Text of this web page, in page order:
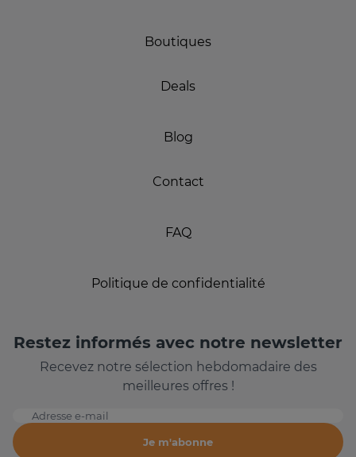
Boutiques
Deals
Blog
Contact
FAQ
Politique de confidentialité
Restez informés avec notre newsletter
Recevez notre sélection hebdomadaire des
meilleures offres !
Adresse e-mail
Je m'abonne